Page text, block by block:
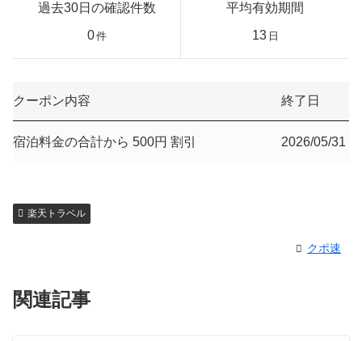
過去30日の確認件数
0件
平均有効期間
13 日
クーポン内容 終了日
宿泊料金の合計から 500円 割引 2026/05/31
楽天トラベル
クポ速
関連記事